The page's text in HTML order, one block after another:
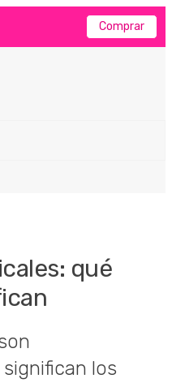
Comprar
qué
los